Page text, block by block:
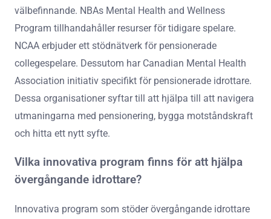
välbefinnande. NBAs Mental Health and Wellness
Program tillhandahåller resurser för tidigare spelare.
NCAA erbjuder ett stödnätverk för pensionerade
collegespelare. Dessutom har Canadian Mental Health
Association initiativ specifikt för pensionerade idrottare.
Dessa organisationer syftar till att hjälpa till att navigera
utmaningarna med pensionering, bygga motståndskraft
och hitta ett nytt syfte.
Vilka innovativa program finns för att hjälpa
övergångande idrottare?
Innovativa program som stöder övergångande idrottare